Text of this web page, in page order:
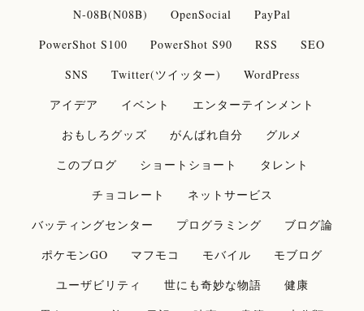
N-08B(N08B)
OpenSocial
PayPal
PowerShot S100
PowerShot S90 RSS
SEO
SNS
Twitter(ツイッター)
WordPress
アイデア
イベント
エンターテインメント
おもしろグッズ
がんばれ自分
グルメ
このブログ
ショートショート
タレント
チョコレート
ネットサービス
バッティングセンター
プログラミング
ブログ論
ポケモンGO
マフモコ モバイル
モブログ
ユーザビリティ
世にも奇妙な物語
健康